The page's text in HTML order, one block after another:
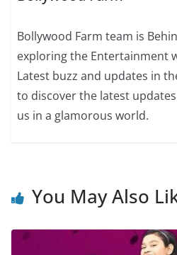
Bollywood Farm team is
exploring the Entertainment
Latest buzz and updates in
to discover the latest
us in a glamorous world.
You May Also